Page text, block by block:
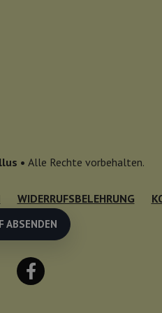
• Alle Rechte vorbehalten.
WIDERRUFSBELEHRUNG
ABSENDEN